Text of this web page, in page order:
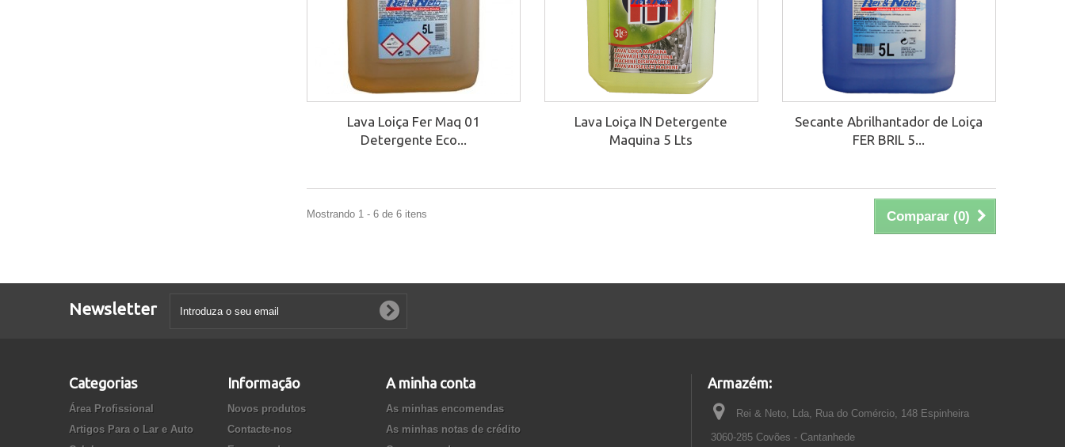
Lava Loiça Fer Maq 01
Detergente Eco...
Lava Loiça IN Detergente
Maquina 5 Lts
Secante Abrilhantador de Loiça
FER BRIL 5...
Comparar (0)
Mostrando 1 - 6 de 6 itens
Newsletter
Categorias
Área Profissional
Artigos Para o Lar e Auto
Informação
Novos produtos
Contacte-nos
A minha conta
As minhas encomendas
As minhas notas de crédito
Armazém:
Rei & Neto, Lda, Rua do Comércio, 148 Espinheira
3060-285 Covões - Cantanhede